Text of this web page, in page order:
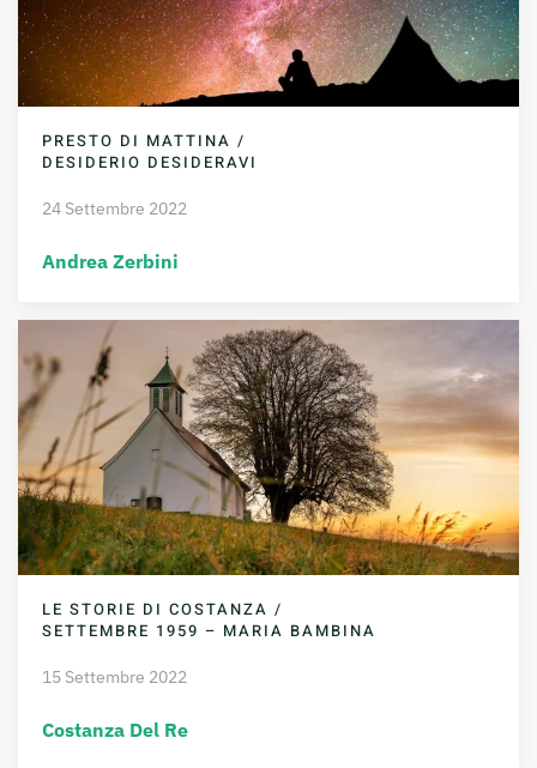
PRESTO DI MATTINA /
DESIDERIO DESIDERAVI
24 Settembre 2022
Andrea Zerbini
LE STORIE DI COSTANZA /
SETTEMBRE 1959 – MARIA BAMBINA
15 Settembre 2022
Costanza Del Re